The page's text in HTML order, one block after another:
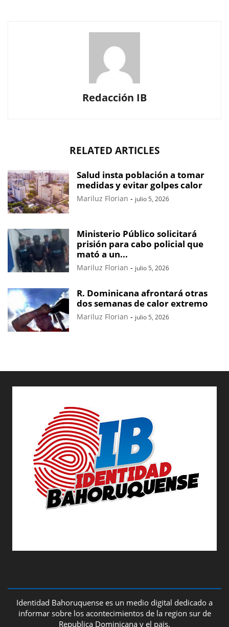
Redacción IB
RELATED ARTICLES
Salud insta población a tomar
medidas y evitar golpes calor
Mariluz Florian - julio 5, 2026
Ministerio Público solicitará
prisión para cabo policial que
mató a un...
Mariluz Florian - julio 5, 2026
R. Dominicana afrontará otras
dos semanas de calor extremo
Mariluz Florian - julio 5, 2026
Identidad Bahoruquense es un medio digital dedicado a
informar sobre los acontecimientos de la region sur de
Republica Dominicana y el pais.